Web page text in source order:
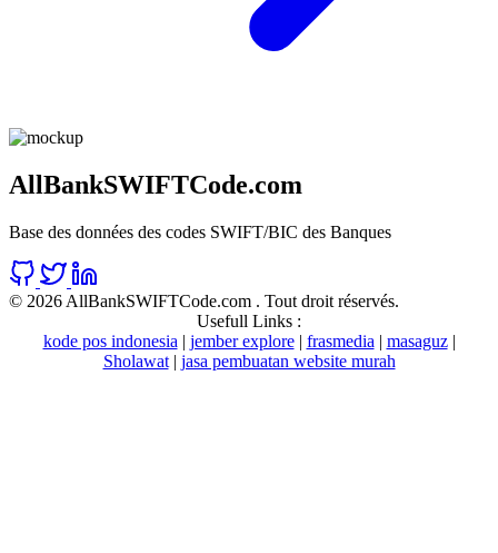
AllBankSWIFTCode.com
Base des données des codes SWIFT/BIC des Banques
© 2026 AllBankSWIFTCode.com . Tout droit réservés.
Usefull Links :
kode pos indonesia | jember explore| frasmedia | masaguz|
Sholawat| jasa pembuatan website murah